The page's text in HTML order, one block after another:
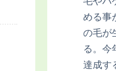
める事
の毛が
る。今
達成す